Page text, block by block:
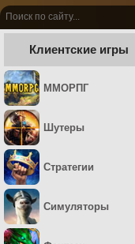
Клиентские игры
ММОРПГ
Шутеры
Стратегии
Симуляторы